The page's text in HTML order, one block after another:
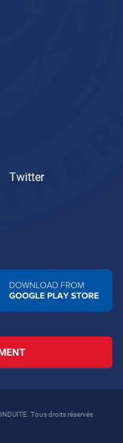
Twitter
Tous droits réservés